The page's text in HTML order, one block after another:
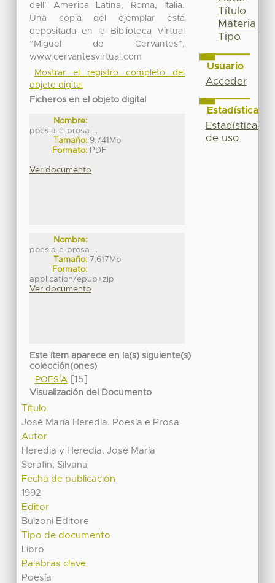
dell' America Latina, Roma, Italia.
Una copia del ejemplar está
depositada en la Biblioteca Virtual
“Miguel de Cervantes”,
www.cervantesvirtual.com
Mostrar el registro completo del
objeto digital
Ficheros en el objeto digital
Nombre:
poesia-e-prosa ...
Tamaño: 9.741Mb
Formato: PDF
Ver documento
Nombre:
poesia-e-prosa ...
Tamaño: 7.617Mb
Formato:
application/epub+zip
Ver documento
Este ítem aparece en la(s) siguiente(s)
colección(ones)
POESÍA [15]
Visualización del Documento
Título
José María Heredia. Poesía e Prosa
Autor
Heredia y Heredia, José María
Serafin, Silvana
Fecha de publicación
1992
Editor
Bulzoni Editore
Tipo de documento
Libro
Palabras clave
Poesía
Título
Materia
Tipo
Usuario
Acceder
Estadísticas
Estadísticas
de uso